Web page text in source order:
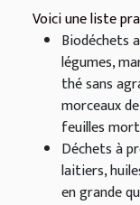
Voici une liste
Biodéchets
légumes,
thé sans
morceaux
feuilles
Déchets à
laitiers,
en grande